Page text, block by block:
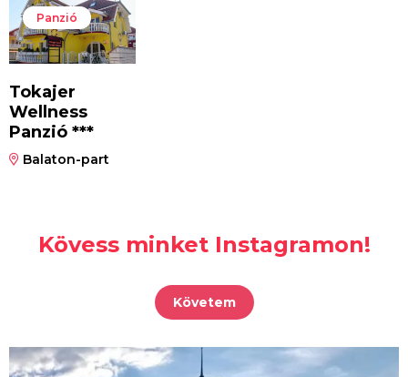
Panzió
Tokajer
Wellness
Panzió ***
Balaton-part
Kövess minket Instagramon!
Követem